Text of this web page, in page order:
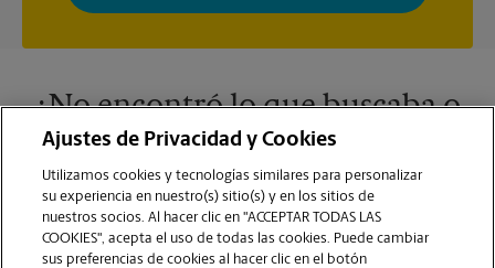
momento. Para más información, consulte nuestra política de
¿No encontró lo que buscaba o
desea ver qué más ofrecemos?
Ajustes de Privacidad y Cookies
Utilizamos cookies y tecnologías similares para personalizar
su experiencia en nuestro(s) sitio(s) y en los sitios de
nuestros socios. Al hacer clic en "ACCEPTAR TODAS LAS
COOKIES", acepta el uso de todas las cookies. Puede cambiar
sus preferencias de cookies al hacer clic en el botón